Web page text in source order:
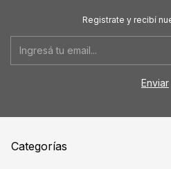
Registrate y recibí
Categorías